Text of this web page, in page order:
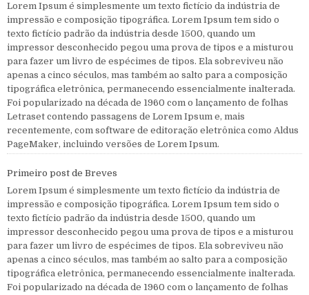
Lorem Ipsum é simplesmente um texto fictício da indústria de
impressão e composição tipográfica. Lorem Ipsum tem sido o
texto fictício padrão da indústria desde 1500, quando um
impressor desconhecido pegou uma prova de tipos e a misturou
para fazer um livro de espécimes de tipos. Ela sobreviveu não
apenas a cinco séculos, mas também ao salto para a composição
tipográfica eletrônica, permanecendo essencialmente inalterada.
Foi popularizado na década de 1960 com o lançamento de folhas
Letraset contendo passagens de Lorem Ipsum e, mais
recentemente, com software de editoração eletrônica como Aldus
PageMaker, incluindo versões de Lorem Ipsum.
Primeiro post de Breves
Lorem Ipsum é simplesmente um texto fictício da indústria de
impressão e composição tipográfica. Lorem Ipsum tem sido o
texto fictício padrão da indústria desde 1500, quando um
impressor desconhecido pegou uma prova de tipos e a misturou
para fazer um livro de espécimes de tipos. Ela sobreviveu não
apenas a cinco séculos, mas também ao salto para a composição
tipográfica eletrônica, permanecendo essencialmente inalterada.
Foi popularizado na década de 1960 com o lançamento de folhas